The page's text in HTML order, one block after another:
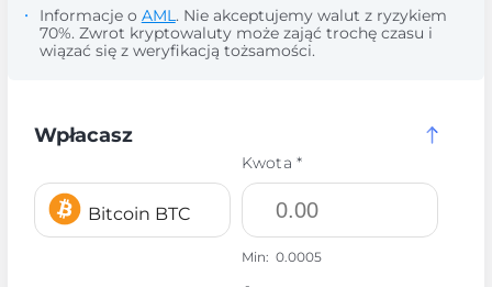
Informacje o AML. Nie akceptujemy walut z ryzykiem
70%. Zwrot kryptowaluty może zająć trochę czasu i
wiązać się z weryfikacją tożsamości.
Wpłacasz
Bitcoin BTC
Kwota *
Min: 0.0005